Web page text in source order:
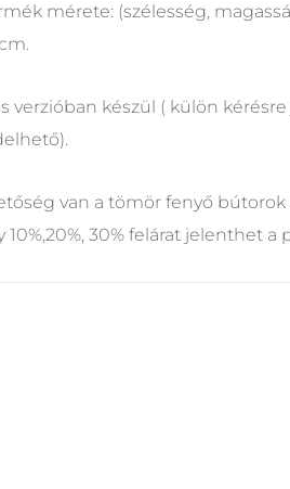
mérete: (szélesség,
verzióban készül ( külön
van a tömör fenyő bútorok
10%,20%, 30% felárat jelenthet a